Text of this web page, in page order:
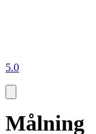
5.0
Målning